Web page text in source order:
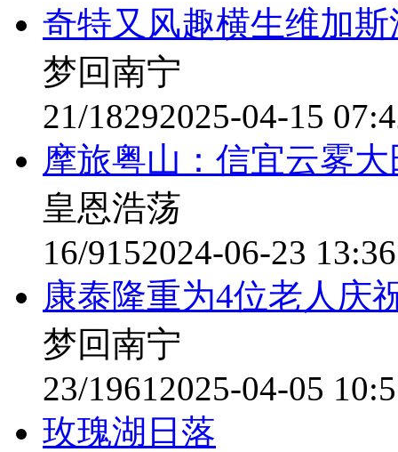
奇特又风趣横生维加斯
梦回南宁
21/18292025-04-15
摩旅粤山：信宜云雾
皇恩浩荡
16/9152024-06-23
康泰隆重为4位老人庆
梦回南宁
23/19612025-04-05
玫瑰湖日落